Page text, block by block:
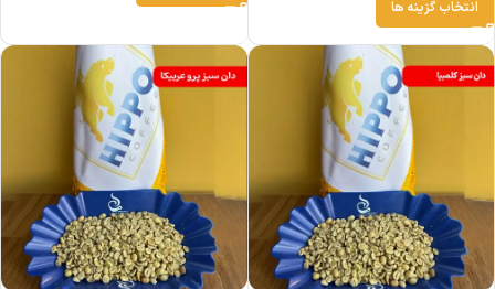
انتخاب گزینه ها